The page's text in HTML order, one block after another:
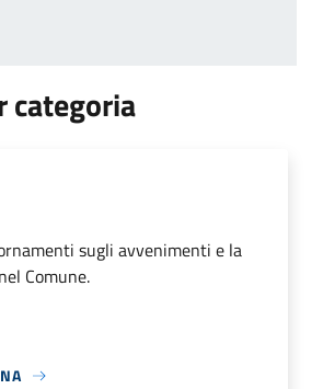
categoria
sugli avvenimenti e la
Comune.